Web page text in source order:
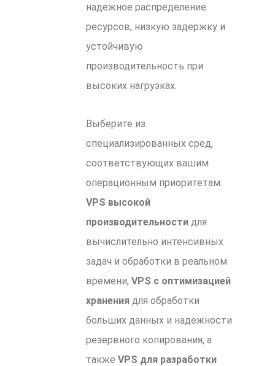
надежное распределение
ресурсов, низкую задержку и
устойчивую
производительность при
высоких нагрузках.
Выберите из
специализированных сред,
соответствующих вашим
операционным приоритетам:
VPS высокой
производительности для
вычислительно интенсивных
задач и обработки в реальном
времени, VPS с оптимизацией
хранения для обработки
больших данных и надежности
резервного копирования, а
также VPS для разработки